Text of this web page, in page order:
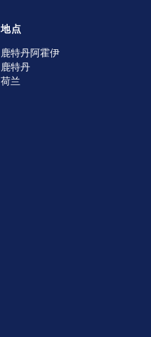
地点
鹿特丹阿霍伊
鹿特丹
荷兰